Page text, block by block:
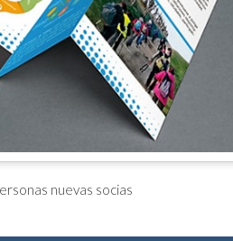
nuevas socias